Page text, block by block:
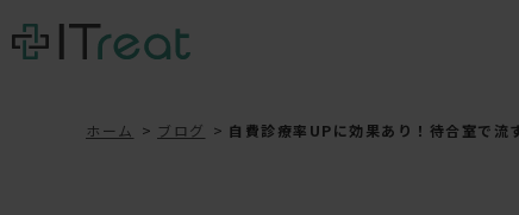
ホーム ブログ 自費診療率UPに効果あり！待合室で流